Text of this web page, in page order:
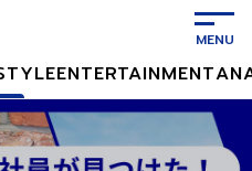
ENTERTAINMENT